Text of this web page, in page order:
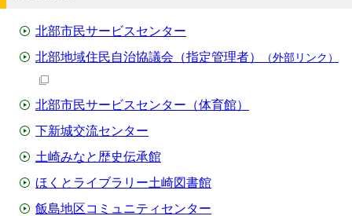
北部市民サービスセンター
北部地域住民自治協議会（指定管理者）
（外部リンク）
北部市民サービスセンター（体育館）
下新城交流センター
土崎みなと歴史伝承館
ほくとライブラリー土崎図書館
飯島地区コミュニティセンター